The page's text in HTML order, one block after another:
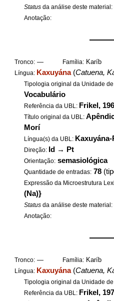
Status da análise deste material:
Anotação:
Tronco: — Família: Karíb
Língua: Kaxuyána(Catuena,
Tipologia original da Unidade
Vocabulário
Referência da UBL: Frikel,
Título original da UBL:
Morí
Língua(s) da UBL:
Direção: Id → Pt
Orientação: semasiológica
Quantidade de entradas: 78
Expressão da Microestrutura
(Na)}
Status da análise deste material:
Anotação:
Tronco: — Família: Karíb
Língua: Kaxuyána(Catuena,
Tipologia original da Unidade
Referência da UBL: Frikel,